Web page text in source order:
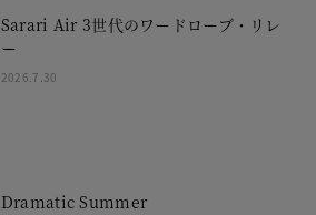
Sarari Air 3世代のワードローブ・リレ
ー
2026.7.30
Dramatic Summer